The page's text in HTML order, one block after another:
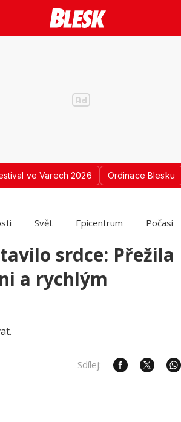
ve Varech 2026 Ordinace Blesku
Svět Epicentrum Počasí
srdce: Přežila
a rychlým
Sdílej: